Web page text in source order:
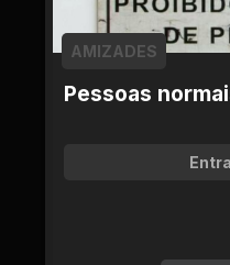
Pessoas
AMIZADES